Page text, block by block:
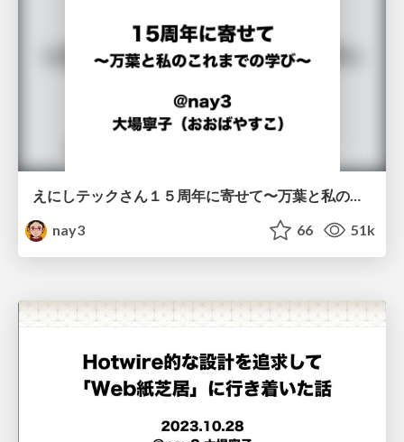
えにしテックさん１５周年に寄せて〜万葉と私のこれまでの学び〜
nay3
66 51k